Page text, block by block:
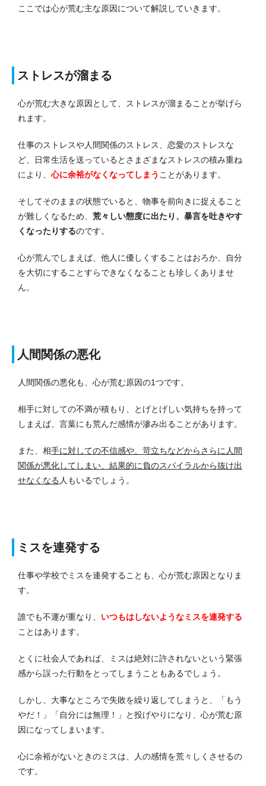
ここでは心が荒む主な原因について解説していきます。
ストレスが溜まる
心が荒む大きな原因として、ストレスが溜まることが挙げら
れます。
仕事のストレスや人間関係のストレス、恋愛のストレスな
ど、日常生活を送っているとさまざまなストレスの積み重ね
により、 心に余裕がなくなってしまう ことがあります。
そしてそのままの状態でいると、物事を前向きに捉えること
が難しくなるため、 荒々しい態度に出たり、暴言を吐きやす
くなったりするのです。
心が荒んでしまえば、他人に優しくすることはおろか、自分
を大切にすることすらできなくなることも珍しくありませ
ん。
人間関係の悪化
人間関係の悪化も、心が荒む原因の1つです。
相手に対しての不満が積もり、とげとげしい気持ちを持って
しまえば、言葉にも荒んだ感情が滲み出ることがあります。
また、相手に対しての不信感や、苛立ちなどからさらに人間
関係が悪化してしまい、結果的に負のスパイラルから抜け出
せなくなる 人もいるでしょう。
ミスを連発する
仕事や学校でミスを連発することも、心が荒む原因となりま
す。
誰でも不運が重なり、 いつもはしないようなミスを連発する
ことはあります。
とくに社会人であれば、ミスは絶対に許されないという緊張
感から誤った行動をとってしまうこともあるでしょう。
しかし、大事なところで失敗を繰り返してしまうと、「もう
やだ！」「自分には無理！」と投げやりになり、心が荒む原
因になってしまいます。
心に余裕がないときのミスは、人の感情を荒々しくさせるの
です。